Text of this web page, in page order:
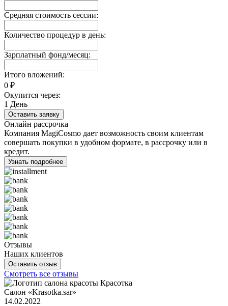
Средняя стоимость сессии:
Количество процедур в день:
Зарплатный фонд/месяц:
Итого вложений:
0 ₽
Окупится через:
1 День
Оставить заявку
Онлайн рассрочка
Компания MagiCosmo дает возможность своим клиентам
совершать покупки в удобном формате, в рассрочку или в
кредит.
Узнать подробнее
Отзывы
Наших клиентов
Оставить отзыв
Смотреть все отзывы
Салон «Krasotka.sar»
14.02.2022